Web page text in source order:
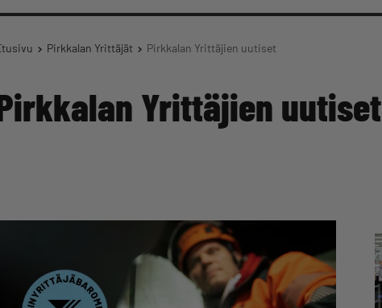
Pirkkalan Yrittäjät Pirkkalan Yrittäjien uutiset
Yrittäjien uutiset